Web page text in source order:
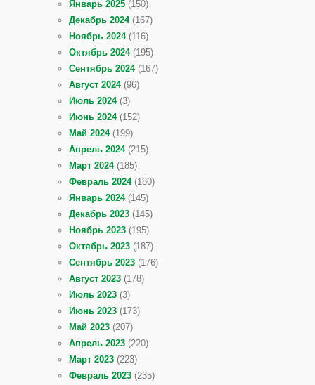
Январь 2025 (150)
Декабрь 2024(167)
Ноябрь 2024(116)
Октябрь 2024(195)
Сентябрь 2024(167)
Август 2024(96)
Июль 2024(3)
Июнь 2024(152)
Май 2024(199)
Апрель 2024(215)
Март 2024(185)
Февраль 2024(180)
Январь 2024(145)
Декабрь 2023 (145)
Ноябрь 2023 (195)
Октябрь 2023 (187)
Сентябрь 2023 (176)
Август 2023 (178)
Июль 2023 (3)
Июнь 2023 (173)
Май 2023 (207)
Апрель 2023 (220)
Март 2023 (223)
Февраль 2023 (235)